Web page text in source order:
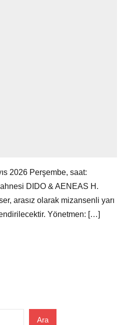
2026 Perşembe, saat:
DIDO & AENEAS H.
arasız olarak mizansenli yarı
Yönetmen: […]
Ara